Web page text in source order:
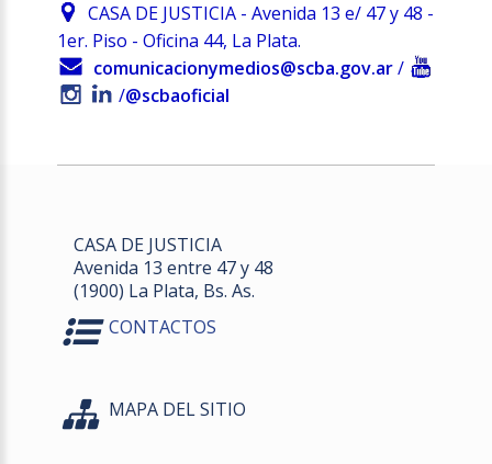
CASA DE JUSTICIA - Avenida 13 e/ 47 y 48 -
1er. Piso - Oficina 44, La Plata.
comunicacionymedios@scba.gov.ar /
/@scbaoficial
CASA DE JUSTICIA
Avenida 13 entre 47 y 48
(1900) La Plata, Bs. As.
CONTACTOS
MAPA DEL SITIO